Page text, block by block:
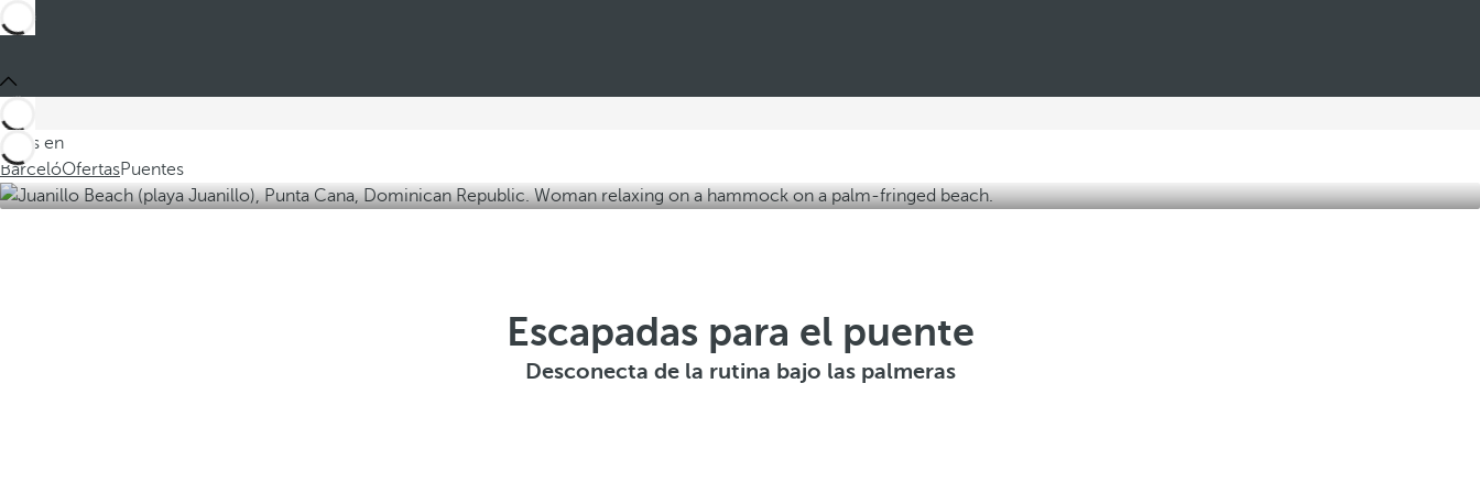
Estás en
BarcelóOfertasPuentes
Escapadas para el puente
Desconecta de la rutina bajo las palmeras